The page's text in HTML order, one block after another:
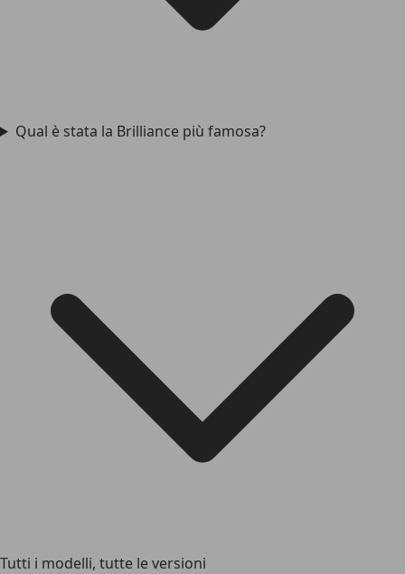
Qual è stata la Brilliance più famosa?
Tutti i modelli, tutte le versioni